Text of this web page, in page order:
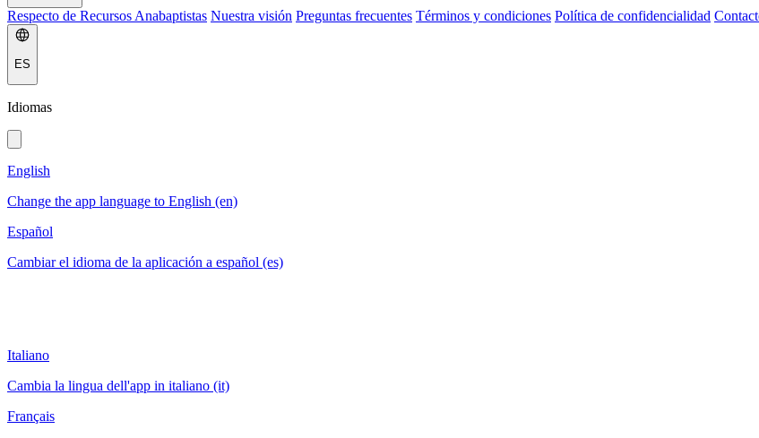
Respecto de Recursos Anabaptistas Nuestra visión Preguntas frecuentes Términos y condiciones Política de confidencialidad
ES
Idiomas
English
Change the app language to English (en)
Español
Cambiar el idioma de la aplicación a español (es)
Italiano
Cambia la lingua dell'app in italiano (it)
Français